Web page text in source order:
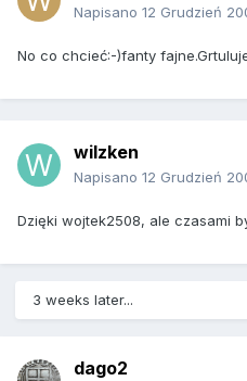
Napisano 12 Grudzień
No co chcieć:-)fanty
wilzken
Napisano 12 Grudzień
Dzięki wojtek2508, ale czasami
3 weeks later...
dago2